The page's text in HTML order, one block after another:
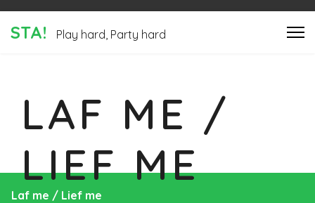
STA! Play hard, Party hard
LAF ME /
LIEF ME
Laf me / Lief me